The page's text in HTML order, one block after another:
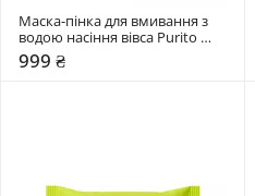
Маска-пінка для вмивання з
водою насіння вівса Purito
Seoul 150 мл
999 ₴